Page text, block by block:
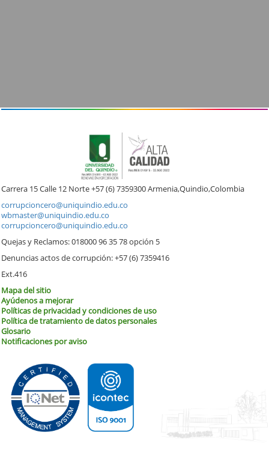
Carrera 15 Calle 12 Norte +57 (6) 7359300 Armenia,Quindio,Colombia
corrupcioncero@uniquindio.edu.co
wbmaster@uniquindio.edu.co
corrupcioncero@uniquindio.edu.co
Quejas y Reclamos: 018000 96 35 78 opción 5
Denuncias actos de corrupción: +57 (6) 7359416
Ext.416
Mapa del sitio
Ayúdenos a mejorar
Políticas de privacidad y condiciones de uso
Política de tratamiento de datos personales
Glosario
Notificaciones por aviso